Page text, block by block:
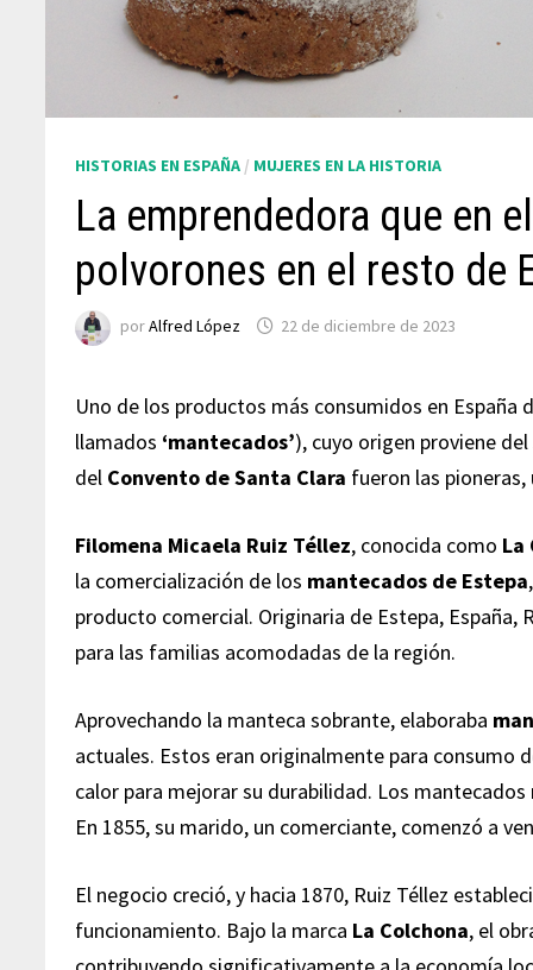
HISTORIAS EN ESPAÑA / MUJERES EN LA HISTORIA
La emprendedora que en
polvorones en el resto de
porAlfred López 22 de diciembre de 2023
Uno de los productos más consumidos en España
llamados ‘mantecados’), cuyo origen proviene del
del Convento de Santa Clara fueron las
Filomena Micaela Ruiz Téllez, conocida como La
la comercialización de los mantecados de Estepa
producto comercial. Originaria de Estepa, España,
para las familias acomodadas de la región.
Aprovechando la manteca sobrante, elaboraba
actuales. Estos eran originalmente para consumo
calor para mejorar su durabilidad. Los
En 1855, su marido, un comerciante, comenzó a
El negocio creció, y hacia 1870, Ruiz Téllez
funcionamiento. Bajo la marca La Colchona, el